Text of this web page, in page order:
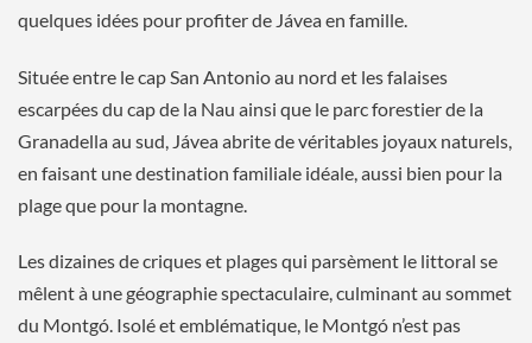
quelques idées pour profiter de Jávea en famille.
Située entre le cap San Antonio au nord et les falaises
escarpées du cap de la Nau ainsi que le parc forestier de la
Granadella au sud, Jávea abrite de véritables joyaux naturels,
en faisant une destination familiale idéale, aussi bien pour la
plage que pour la montagne.
Les dizaines de criques et plages qui parsèment le littoral se
mêlent à une géographie spectaculaire, culminant au sommet
du Montgó. Isolé et emblématique, le Montgó n’est pas